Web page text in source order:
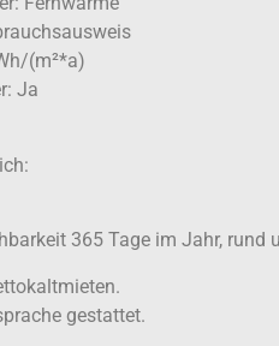
(m²*a)
Ja
365 Tage im Jahr, rund
gestattet.